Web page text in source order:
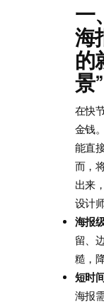
一
海
的
景”
在快
金钱
能直
而，
出来
设计
海报
留、
糙，
短时
海报